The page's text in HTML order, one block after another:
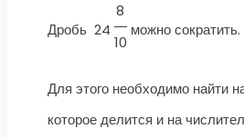
Дробь 24
8
10
можно сократить.
Для этого необходимо найти
которое делится и на